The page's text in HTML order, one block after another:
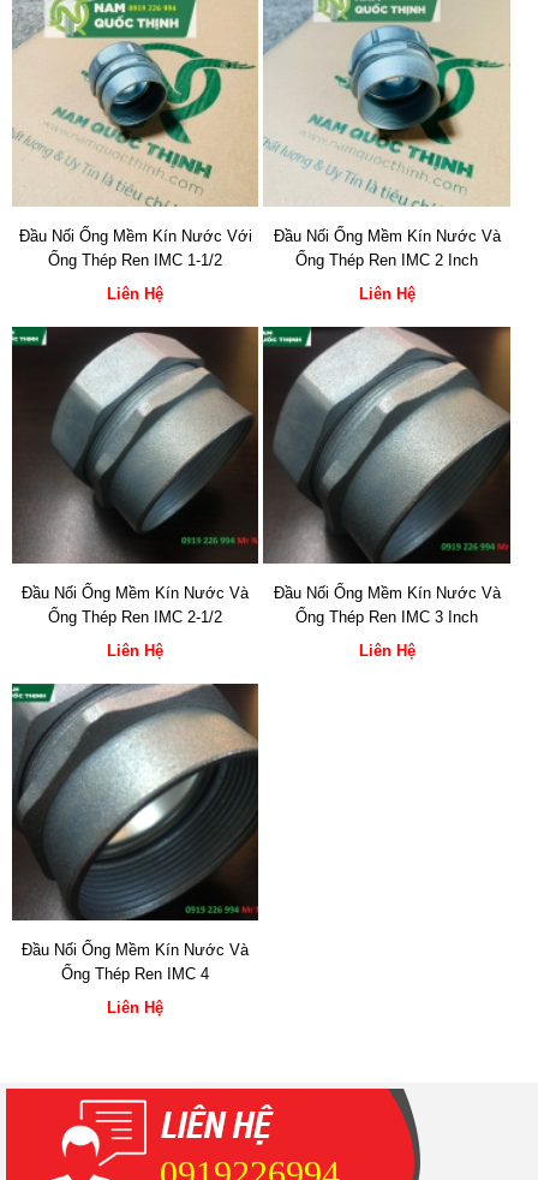
Đầu Nối Ống Mềm Kín Nước Với
Ống Thép Ren IMC 1-1/2
Liên Hệ
Đầu Nối Ống Mềm Kín Nước Và
Ống Thép Ren IMC 2 Inch
Liên Hệ
Đầu Nối Ống Mềm Kín Nước Và
Ống Thép Ren IMC 2-1/2
Liên Hệ
Đầu Nối Ống Mềm Kín Nước Và
Ống Thép Ren IMC 3 Inch
Liên Hệ
Đầu Nối Ống Mềm Kín Nước Và
Ống Thép Ren IMC 4
Liên Hệ